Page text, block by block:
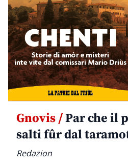
Gnovis /Par che il
salti fûr dal
Redazion